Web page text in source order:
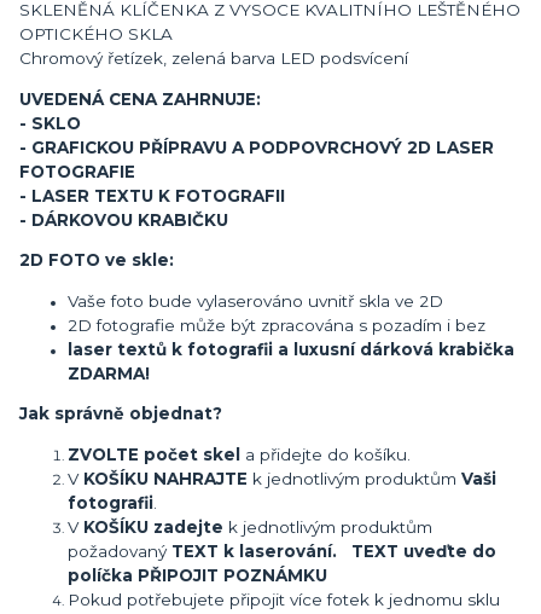
SKLENĚNÁ KLÍČENKA Z VYSOCE KVALITNÍHO LEŠTĚNÉHO
OPTICKÉHO SKLA
Chromový řetízek, zelená barva LED podsvícení
UVEDENÁ CENA ZAHRNUJE:
- SKLO
- GRAFICKOU PŘÍPRAVU A PODPOVRCHOVÝ 2D LASER
FOTOGRAFIE
- LASER TEXTU K FOTOGRAFII
- DÁRKOVOU KRABIČKU
2D FOTO ve skle:
Vaše foto bude vylaserováno uvnitř skla ve 2D
2D fotografie může být zpracována s pozadím i bez
laser textů k fotografii a luxusní dárková krabička
ZDARMA!
Jak správně objednat?
ZVOLTE počet skel
a přidejte do košíku.
V KOŠÍKU NAHRAJTE k jednotlivým produktům Vaši
fotografii
V KOŠÍKU zadejte k jednotlivým produktům
požadovaný TEXT k laserování. TEXT uveďte do
políčka PŘIPOJIT POZNÁMKU
Pokud potřebujete připojit více fotek k jednomu sklu